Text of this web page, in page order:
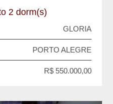
2 dorm(s)
GLORIA
PORTO ALEGRE
R$ 550.000,00